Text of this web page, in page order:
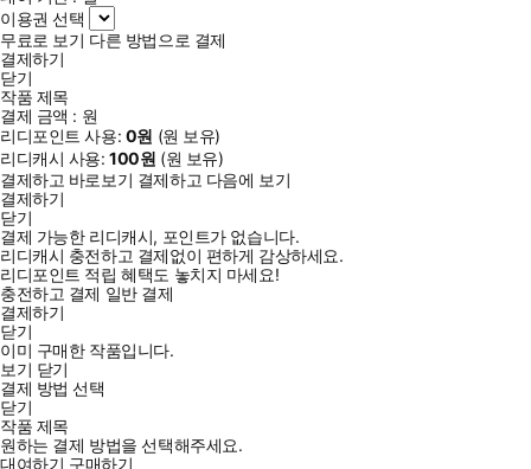
이용권 선택
무료로 보기 다른 방법으로 결제
결제하기
닫기
작품 제목
결제 금액 : 원
리디포인트 사용: 0원 (원 보유)
리디캐시 사용:100원 (원 보유)
결제하고 바로보기 결제하고 다음에 보기
결제하기
닫기
결제 가능한 리디캐시, 포인트가 없습니다.
리디캐시 충전하고 결제없이 편하게 감상하세요.
리디포인트 적립 혜택도 놓치지 마세요!
충전하고 결제 일반 결제
결제하기
닫기
이미 구매한 작품입니다.
보기 닫기
결제 방법 선택
닫기
작품 제목
원하는 결제 방법을 선택해주세요.
대여하기 구매하기